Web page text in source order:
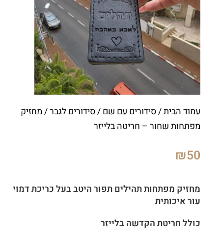
עמוד הבית/סידורים עם שם/סידורים לגבר/ מחזיק
מפתחות שחור – חריטה בלייזר
₪50
מחזיק מפתחות תהילים תפור היטב בעל כריכת דמוי
עור איכותית
כולל חריטת הקדשה בלייזר